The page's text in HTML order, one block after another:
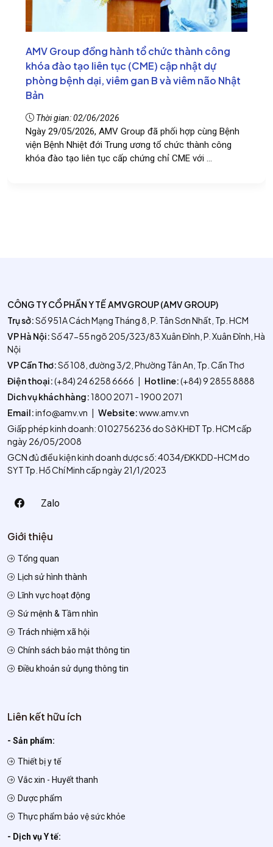
AMV Group đồng hành tổ chức thành công
khóa đào tạo liên tục (CME) cập nhật dự
phòng bệnh dại, viêm gan B và viêm não Nhật
Bản
Thời gian: 02/06/2026
Ngày 29/05/2026, AMV Group đã phối hợp cùng Bệnh
viện Bệnh Nhiệt đới Trung ương tổ chức thành công
khóa đào tạo liên tục cấp chứng chỉ CME với ...
CÔNG TY CỔ PHẦN Y TẾ AMVGROUP (AMV GROUP)
Trụ sở:Số 951A Cách Mạng Tháng 8, P. Tân Sơn Nhất, Tp. HCM
VP Hà Nội:Số 47-55 ngõ 205/323/83 Xuân Đỉnh, P. Xuân Đỉnh, Hà
Nội
VP Cần Thơ:Số 108, đường 3/2, Phường Tân An, Tp. Cần Thơ
Điện thoại:(+84) 24 6258 6666 | Hotline:(+84) 9 2855 8888
Dich vụ khách hàng:1800 2071 - 1900 2071
Email:info@amv.vn | Website:www.amv.vn
Giấp phép kinh doanh: 0102756236 do Sở KHĐT Tp. HCM cấp
ngày 26/05/2008
GCN đủ điều kiện kinh doanh dược số: 4034/ĐKKDD-HCM do
SYT Tp. Hồ Chí Minh cấp ngày 21/1/2023
Zalo
Giới thiệu
Tổng quan
Lịch sử hình thành
Lĩnh vực hoạt động
Sứ mệnh & Tầm nhìn
Trách nhiệm xã hội
Chính sách bảo mật thông tin
Điều khoản sử dụng thông tin
Liên kết hữu ích
- Sản phẩm:
Thiết bị y tế
Vắc xin - Huyết thanh
Dược phẩm
Thực phẩm bảo vệ sức khỏe
- Dịch vụ Y tế: